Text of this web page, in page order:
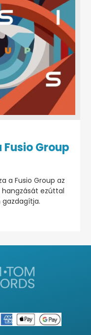
Group
a Fusio Group az
ezúttal
gazdagítja.